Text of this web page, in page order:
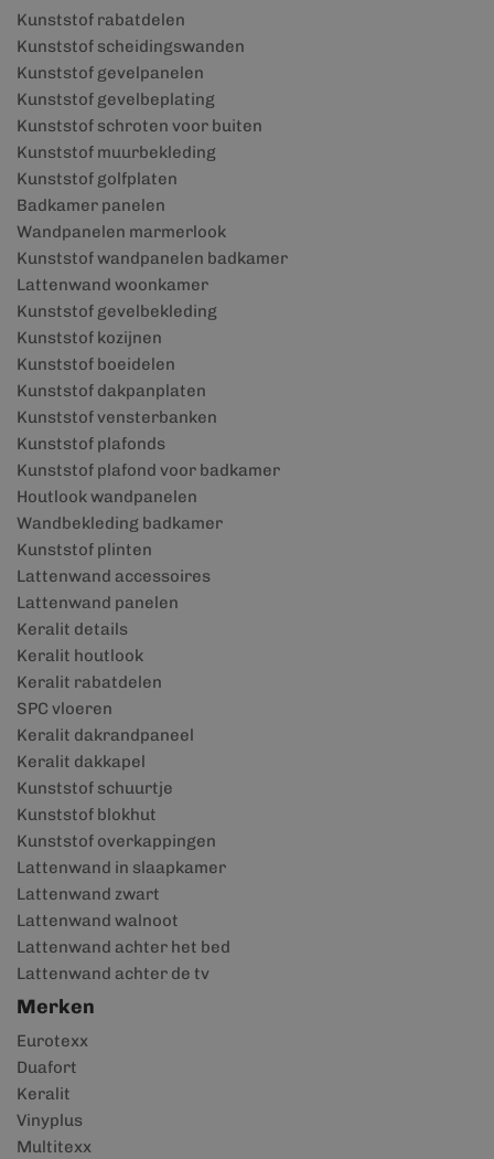
Kunststof rabatdelen
Kunststof scheidingswanden
Kunststof gevelpanelen
Kunststof gevelbeplating
Kunststof schroten voor buiten
Kunststof muurbekleding
Kunststof golfplaten
Badkamer panelen
Wandpanelen marmerlook
Kunststof wandpanelen badkamer
Lattenwand woonkamer
Kunststof gevelbekleding
Kunststof kozijnen
Kunststof boeidelen
Kunststof dakpanplaten
Kunststof vensterbanken
Kunststof plafonds
Kunststof plafond voor badkamer
Houtlook wandpanelen
Wandbekleding badkamer
Kunststof plinten
Lattenwand accessoires
Lattenwand panelen
Keralit details
Keralit houtlook
Keralit rabatdelen
SPC vloeren
Keralit dakrandpaneel
Keralit dakkapel
Kunststof schuurtje
Kunststof blokhut
Kunststof overkappingen
Lattenwand in slaapkamer
Lattenwand zwart
Lattenwand walnoot
Lattenwand achter het bed
Lattenwand achter de tv
Merken
Eurotexx
Duafort
Keralit
Vinyplus
Multitexx